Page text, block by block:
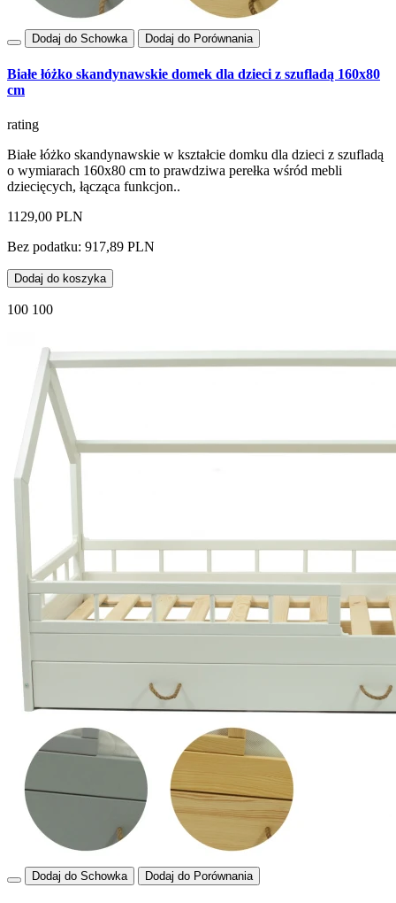
Dodaj do Schowka Dodaj do Porównania
Białe łóżko skandynawskie domek dla dzieci z szufladą 160x80
cm
rating
Białe łóżko skandynawskie w kształcie domku dla dzieci z szufladą
o wymiarach 160x80 cm to prawdziwa perełka wśród mebli
dziecięcych, łącząca funkcjon..
1129,00 PLN
Bez podatku: 917,89 PLN
Dodaj do koszyka
100 100
Dodaj do Schowka Dodaj do Porównania